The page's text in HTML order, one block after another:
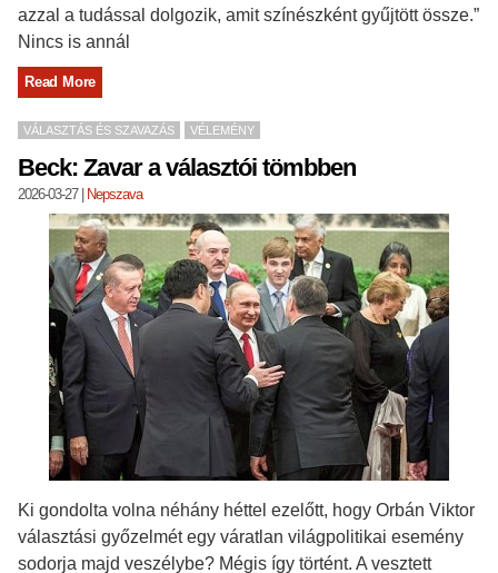
azzal a tudással dolgozik, amit színészként gyűjtött össze.”
Nincs is annál
Read More
VÁLASZTÁS ÉS SZAVAZÁS VÉLEMÉNY
Beck: Zavar a választói tömbben
2026-03-27| Nepszava
Ki gondolta volna néhány héttel ezelőtt, hogy Orbán Viktor
választási győzelmét egy váratlan világpolitikai esemény
sodorja majd veszélybe? Mégis így történt. A vesztett